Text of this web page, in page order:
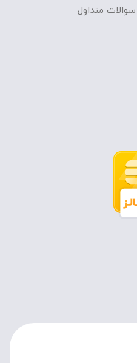
سوالات متداول